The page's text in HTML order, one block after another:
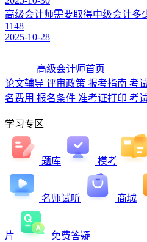
高级会计师需要取得中级会计多
1148
2025-10-28
高级会计师首页
论文辅导 评审政策 报考指南 考
名费用 报名条件 准考证打印 考
学习专区
题库 模考
名师试听 商城
片 免费答疑